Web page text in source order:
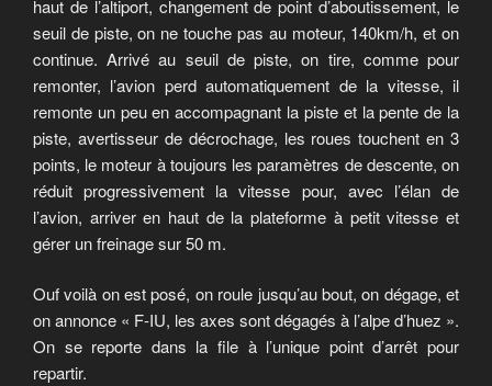
haut de l’altiport, changement de point d’aboutissement, le
seuil de piste, on ne touche pas au moteur, 140km/h, et on
continue. Arrivé au seuil de piste, on tire, comme pour
remonter, l’avion perd automatiquement de la vitesse, il
remonte un peu en accompagnant la piste et la pente de la
piste, avertisseur de décrochage, les roues touchent en 3
points, le moteur à toujours les paramètres de descente, on
réduit progressivement la vitesse pour, avec l’élan de
l’avion, arriver en haut de la plateforme à petit vitesse et
gérer un freinage sur 50 m.
Ouf voilà on est posé, on roule jusqu’au bout, on dégage, et
on annonce « F-IU, les axes sont dégagés à l’alpe d’huez ».
On se reporte dans la file à l’unique point d’arrêt pour
repartir.